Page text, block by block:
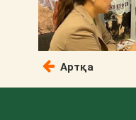
Артқа